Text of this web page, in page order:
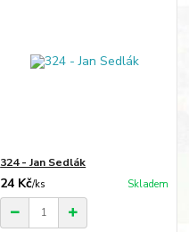
324 - Jan Sedlák
24 Kč/ks Skladem